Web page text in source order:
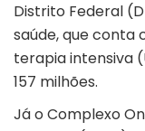
Distrito Federal
saúde, que conta
terapia intensiva
157 milhões.
Já o Complexo